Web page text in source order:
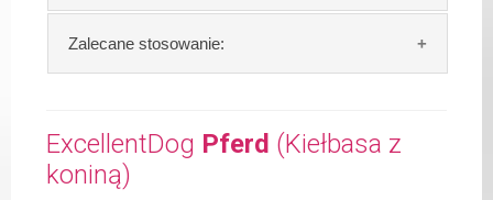
czynników.
Skład:mięso i produkty pochodzenia
zwierzęcego: 72% wołowiny, bulion mięsny,
Szczegółowa analiza składu:
surowe białko 10,80 %
Zalecane stosowanie:
Hundewurst (Kiełbasa dla wzmocnienia)
waga
ExcellentDog Pferd (Kiełbasa z
koniną)